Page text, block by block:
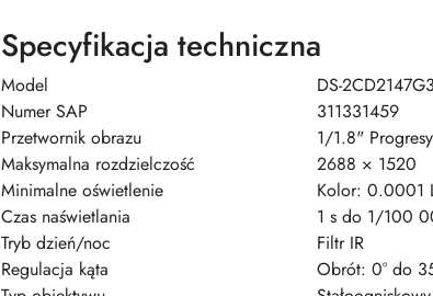
Specyfikacja techniczna
Model
DS-
Numer SAP
311331459
Przetwornik obrazu
1/1.8"
Maksymalna rozdzielczość
2688 × 1520
Minimalne oświetlenie
Kolor: 0.0001
Czas naświetlania
1 s do 1/100
Tryb dzień/noc
Filtr IR
Regulacja kąta
Obrót: 0° do